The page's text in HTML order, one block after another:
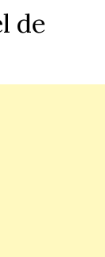
de